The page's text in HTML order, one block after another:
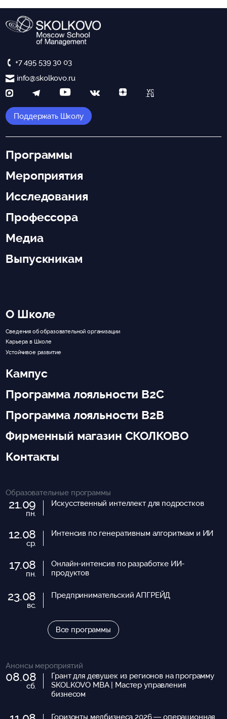
+7 495 539 30 03
info@skolkovo.ru
Поддержать Школу
Программы
Мероприятия
Исследования
Профессора
Медиа
Выпускникам
О Школе
Сведения об образовательной организации
Карьера в Школе
Устойчивое развитие
Кампус
Программа лояльности B2C
Программа лояльности B2B
Фирменный магазин СКОЛКОВО
Контакты
Образовательные программы
21.09
пн.
Искусственный интеллект для подростков
12.08
ср.
Интенсив по генеративным алгоритмам и ИИ
17.08
пн.
Онлайн-интенсив по разработке ИИ-
продуктов
23.08
вс.
Предпринимательский АПГРЕЙД
Все программы
Анонсы мероприятий
08.08
сб.
Грант для девушек из регионов на программу
SKOLKOVO MBA | Мастер управления
бизнесом
Горизонты медбизнеса 2026 — операционная